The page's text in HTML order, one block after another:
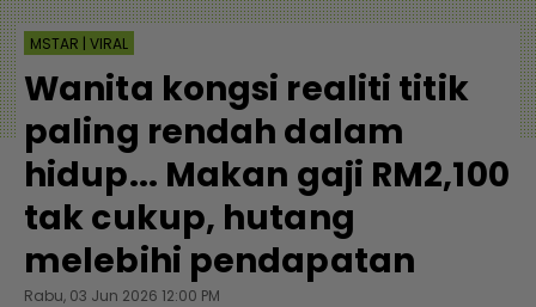
MSTAR | VIRAL
Wanita kongsi realiti titik
paling rendah dalam
hidup... Makan gaji RM2,100
tak cukup, hutang
melebihi pendapatan
Rabu, 03 Jun 2026 12:00 PM